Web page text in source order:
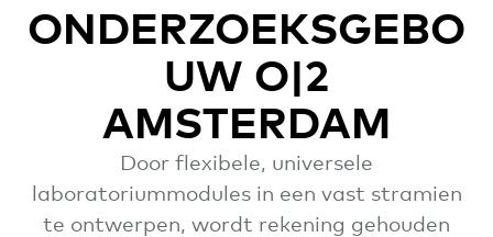
ONDERZOEKSGEBO
UW O|2
AMSTERDAM
Door flexibele, universele
laboratoriummodules in een vast stramien
te ontwerpen, wordt rekening gehouden